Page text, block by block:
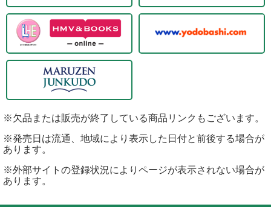
※欠品または販売が終了している商品リンクもございます。
※発売日は流通、地域により表示した日付と前後する場合が
あります。
※外部サイトの登録状況によりページが表示されない場合が
あります。